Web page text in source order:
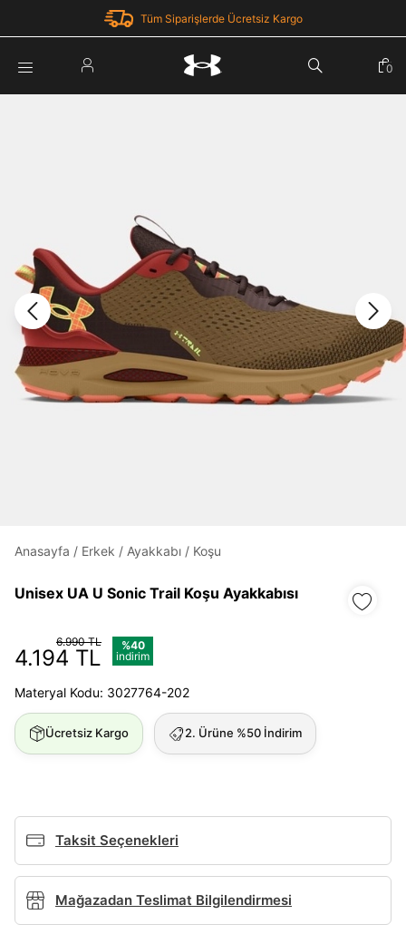
Tüm Siparişlerde Ücretsiz Kargo
Şifremi Unuttum
Giriş Yap
Under Armour'da yeni misiniz?Kayıt Ol
Üye Olmadan Devam Et
0
Anasayfa / Erkek / Ayakkabı / Koşu
Unisex UA U Sonic Trail Koşu Ayakkabısı
6.990 TL
4.194 TL
%40
indirim
Materyal Kodu: 3027764-202
Ücretsiz Kargo 2. Ürüne %50 İndirim
Taksit Seçenekleri
Mağazadan Teslimat Bilgilendirmesi
Parola Yenileme
Giriş Sayfasına Dön
Zaten hesabın var mı? Giriş yap
Kolay iade ve değişim.
Giriş Yap Kayıt Ol
E-posta
Şifre
göster
Ad*